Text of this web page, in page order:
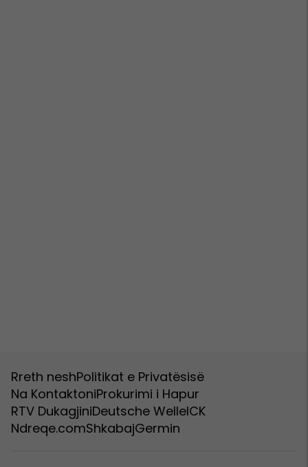
Rreth neshPolitikat e Privatësisë
Na KontaktoniProkurimi i Hapur
RTV DukagjiniDeutsche WelleICK
Ndreqe.comShkabajGermin